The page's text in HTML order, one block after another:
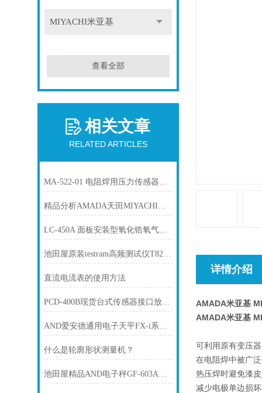
MIYACHI米亚基
查看全部
相关文章
RELATED ARTICLES
MA-522-01 电阻焊用压力传感器MIYACHI米亚基
精品分析AMADA天田MIYACHI米亚基 MM-123B 高精度电阻焊接检测器
LC-450A 面板安装型氧化锆氧气浓度计 TORAY东丽
池田屋原装testram高频测试仪T8200PRO-G产品介绍技术参
直流电流表的使用方法
PCD-400B现货台式传感器接口放大器KYOWA共和
AND爱安德通用电子天平FX-i系列电子秤 FX-200I
什么是轮廓形状测量机？
池田屋精品AND电子秤GF-603A技术参数
详情介绍
AMADA米亚基
AMADA米亚基
可利用原有变压器
在电阻焊中被广
热压焊时避免漆
减少电极单边损